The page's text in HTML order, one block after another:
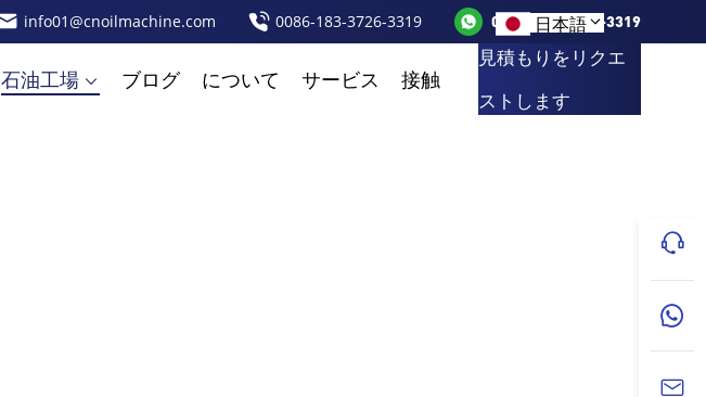
info01@cnoilmachine.com 0086-183-3726-3319 0086-183-3726-3319
石油工場 ブログ について サービス 接触
見積もりをリクエ
ストします
日本語